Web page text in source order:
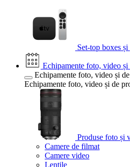
Set-top boxes
Echipamente foto, video și
Echipamente foto, video și
Echipamente foto, video și de
Produse foto și
Camere de filmat
Camere video
Lentile